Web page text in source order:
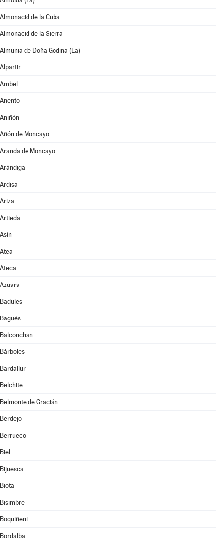
Almonacid de la Cuba
Almonacid de la Sierra
Almunia de Doña Godina (La)
Alpartir
Ambel
Anento
Aniñón
Añón de Moncayo
Aranda de Moncayo
Arándiga
Ardisa
Ariza
Artieda
Asín
Atea
Ateca
Azuara
Badules
Bagüés
Balconchán
Bárboles
Bardallur
Belchite
Belmonte de Gracián
Berdejo
Berrueco
Biel
Bijuesca
Biota
Bisimbre
Boquiñeni
Bordalba